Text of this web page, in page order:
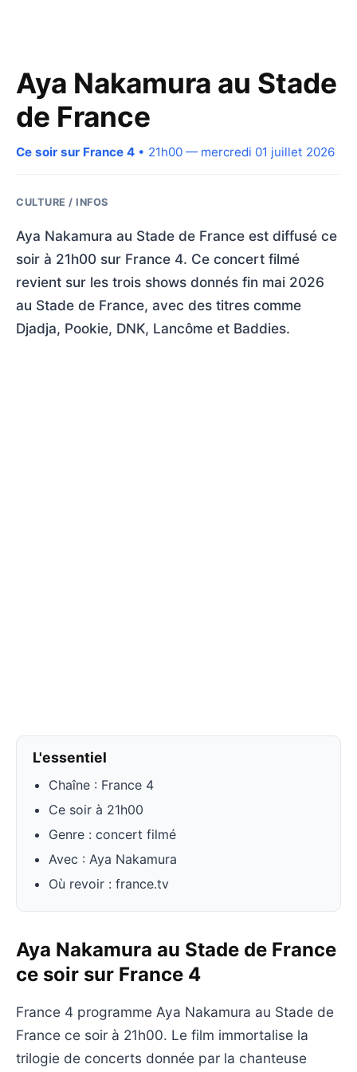
Aya Nakamura au Stade
de France
Ce soir sur France 4 • 21h00 — mercredi 01 juillet 2026
CULTURE / INFOS
Aya Nakamura au Stade de France est diffusé ce
soir à 21h00 sur France 4. Ce concert filmé
revient sur les trois shows donnés fin mai 2026
au Stade de France, avec des titres comme
Djadja, Pookie, DNK, Lancôme et Baddies.
L'essentiel
Chaîne : France 4
Ce soir à 21h00
Genre : concert filmé
Avec : Aya Nakamura
Où revoir : france.tv
Aya Nakamura au Stade de France
ce soir sur France 4
France 4 programme Aya Nakamura au Stade de
France ce soir à 21h00. Le film immortalise la
trilogie de concerts donnée par la chanteuse